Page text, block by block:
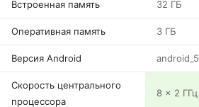
Встроенная память 32 ГБ
Оперативная память 3 ГБ
Версия Android android_5
Скорость центрального
процессора
8 x 2 ГГц